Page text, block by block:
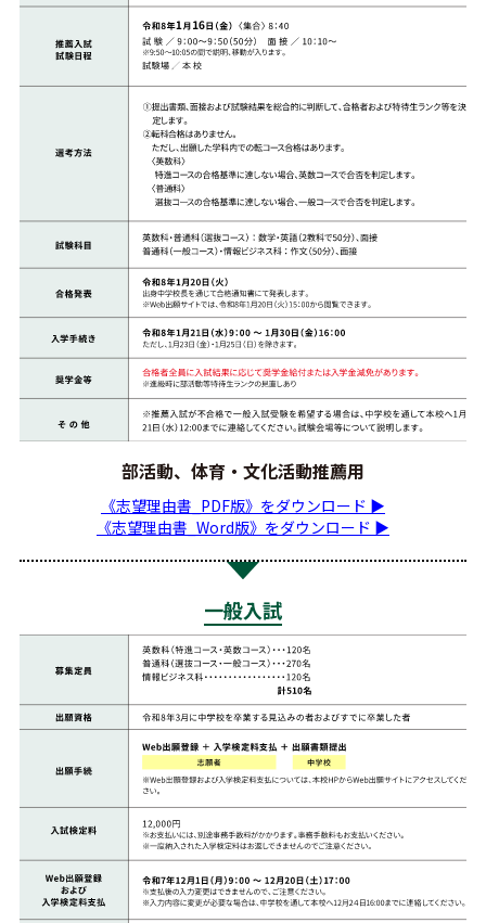
部活動、体育・文化活動推薦用
《志望理由書_PDF版》をダウンロード ▶
《志望理由書_Word版》をダウンロード ▶
一般入試